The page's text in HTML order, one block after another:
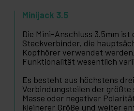
Minijack 3.5
Die Mini-Anschluss 3.5mm ist
Steckverbinder, die
Kopfhörer verwendet
Funktionalität wesentlich
Es besteht aus höchstens drei
Verbindungsteilen der größte
Masse oder negativer
kleinerer Größe und weiter